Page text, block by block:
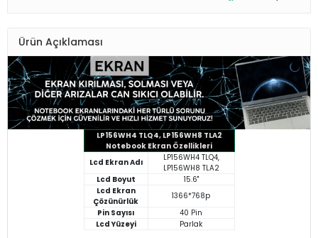
Ürün Açıklaması
LP156WH4 TLQ4, LP156WH8 TLA2
Notebook Ekran Özellikleri
Lcd Ekran Adı
LP156WH4 TLQ4,
LP156WH8 TLA2
Lcd Boyut
15.6"
Lcd Ekran
Çözünürlük
1366*768p
Pin Sayısı
40 Pin
Lcd Yüzeyi
Parlak